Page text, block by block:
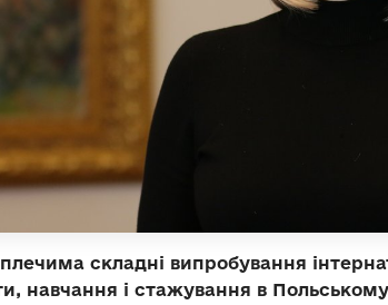
плечима складні випробування
навчання і стажування в